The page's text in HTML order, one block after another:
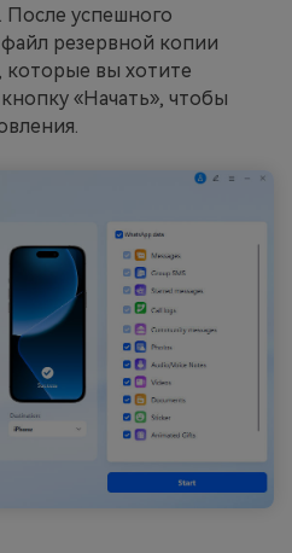
После успешного
резервной копии
вы хотите
«Начать», чтобы